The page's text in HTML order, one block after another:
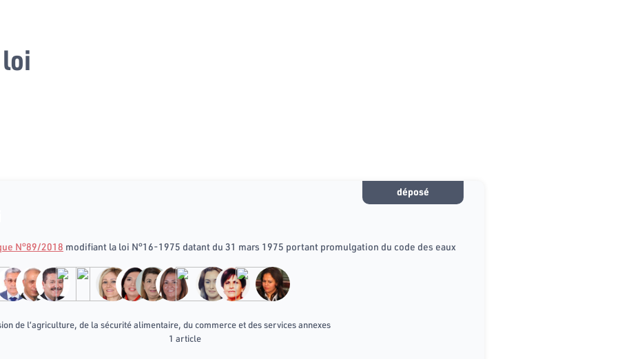
déposé
N°89/2018 modifiant la loi N°16-1975 datant du 31 mars 1975 portant promulgation du code des eaux
de l’agriculture, de la sécurité alimentaire, du commerce et des services annexes
1 article